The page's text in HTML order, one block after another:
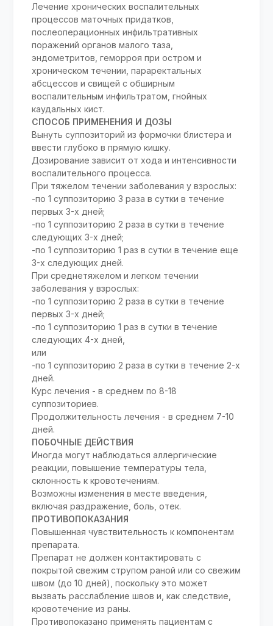
Лечение хронических воспалительных
процессов маточных придатков,
послеоперационных инфильтративных
поражений органов малого таза,
эндометритов, геморроя при остром и
хроническом течении, параректальных
абсцессов и свищей с обширным
воспалительным инфильтратом, гнойных
каудальных кист.
СПОСОБ ПРИМЕНЕНИЯ И ДОЗЫ
Вынуть суппозиторий из формочки блистера и
ввести глубоко в прямую кишку.
Дозирование зависит от хода и интенсивности
воспалительного процесса.
При тяжелом течении заболевания у взрослых:
-по 1 суппозиторию 3 раза в сутки в течение
первых 3-х дней;
-по 1 суппозиторию 2 раза в сутки в течение
следующих 3-х дней;
-по 1 суппозиторию 1 раз в сутки в течение еще
3-х следующих дней.
При среднетяжелом и легком течении
заболевания у взрослых:
-по 1 суппозиторию 2 раза в сутки в течение
первых 3-х дней;
-по 1 суппозиторию 1 раз в сутки в течение
следующих 4-х дней,
или
-по 1 суппозиторию 2 раза в сутки в течение 2-х
дней.
Курс лечения - в среднем по 8-18
суппозиториев.
Продолжительность лечения - в среднем 7-10
дней.
ПОБОЧНЫЕ ДЕЙСТВИЯ
Иногда могут наблюдаться аллергические
реакции, повышение температуры тела,
склонность к кровотечениям.
Возможны изменения в месте введения,
включая раздражение, боль, отек.
ПРОТИВОПОКАЗАНИЯ
Повышенная чувствительность к компонентам
препарата.
Препарат не должен контактировать с
покрытой свежим струпом раной или со свежим
швом (до 10 дней), поскольку это может
вызвать расслабление швов и, как следствие,
кровотечение из раны.
Противопоказано применять пациентам с